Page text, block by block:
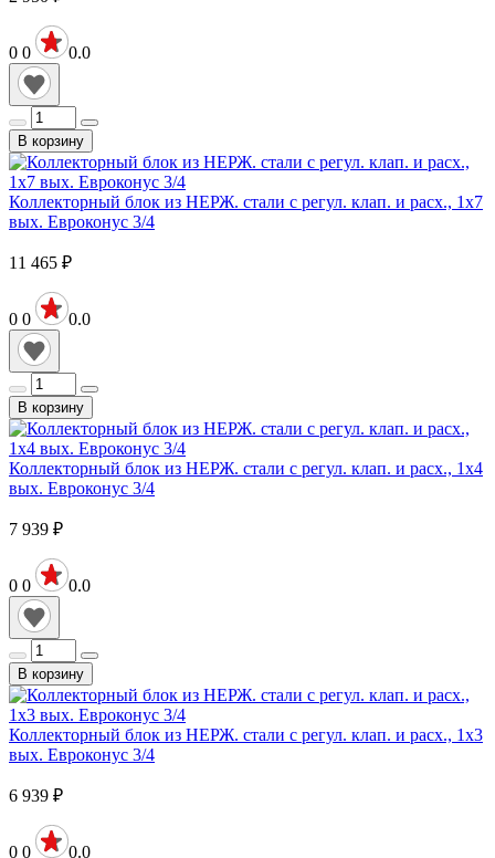
0 0 0.0
В корзину
Коллекторный блок из НЕРЖ. стали с регул. клап. и расх., 1х7
вых. Евроконус 3/4
11 465 ₽
0 0 0.0
В корзину
Коллекторный блок из НЕРЖ. стали с регул. клап. и расх., 1х4
вых. Евроконус 3/4
7 939 ₽
0 0 0.0
В корзину
Коллекторный блок из НЕРЖ. стали с регул. клап. и расх., 1х3
вых. Евроконус 3/4
6 939 ₽
0 0 0.0